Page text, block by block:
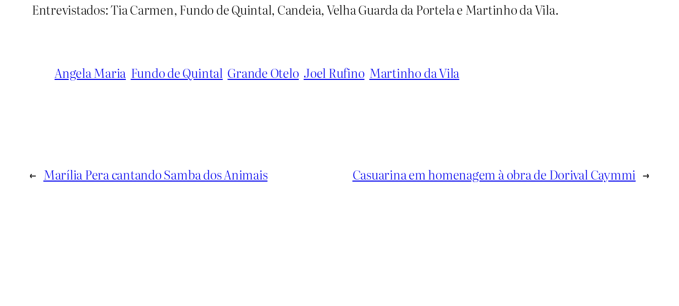
Entrevistados: Tia Carmen, Fundo de Quintal, Candeia, Velha Guarda da Portela e Martinho da Vila.
Angela Maria Fundo de Quintal Grande Otelo Joel Rufino Martinho da Vila
← Marília Pera cantando Samba dos Animais Casuarina em homenagem à obra de Dorival Caymmi →